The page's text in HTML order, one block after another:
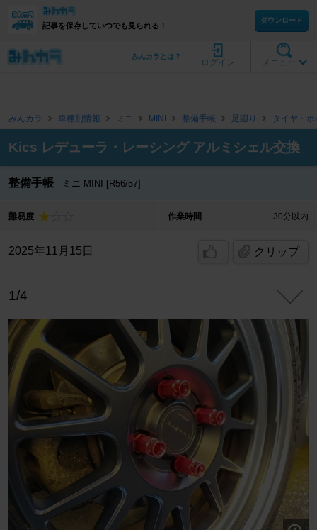
記事を保存していつでも見られる！
ダウンロード
メニュー
ログイン
みんカラとは？
みんカラ 車種別情報 ミニ MINI 整備手帳 足廻り タイヤ・
Kics レデューラ・レーシング アルミシェル交換
整備手帳 ミニ MINI [R56/57]
難易度 作業時間 30分以内
2025年11月15日 クリップ
1/4